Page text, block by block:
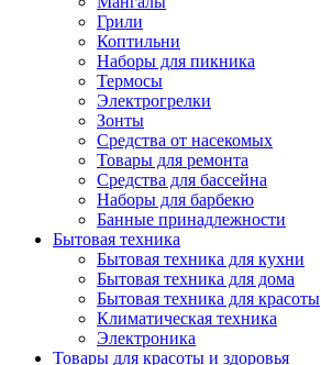
Грили
Коптильни
Наборы для пикника
Термосы
Электрогрелки
Зонты
Средства от насекомых
Товары для ремонта
Средства для бассейна
Наборы для барбекю
Банные принадлежности
Бытовая техника
Бытовая техника для кухни
Бытовая техника для дома
Бытовая техника для красоты
Климатическая техника
Электроника
Товары для красоты и здоровья